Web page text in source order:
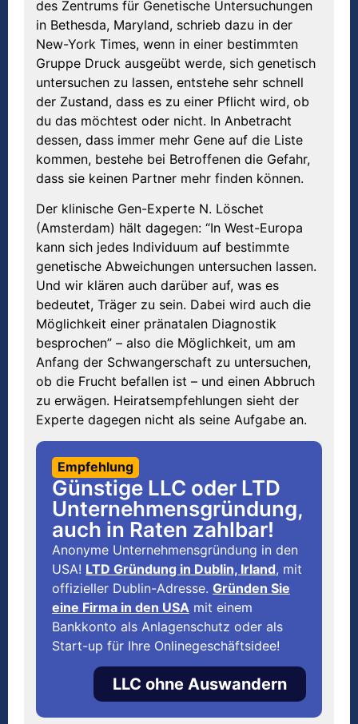
des Zentrums für Genetische Untersuchungen
in Bethesda, Maryland, schrieb dazu in der
New-York Times, wenn in einer bestimmten
Gruppe Druck ausgeübt werde, sich genetisch
untersuchen zu lassen, entstehe sehr schnell
der Zustand, dass es zu einer Pflicht wird, ob
du das möchtest oder nicht. In Anbetracht
dessen, dass immer mehr Gene auf die Liste
kommen, bestehe bei Betroffenen die Gefahr,
dass sie keinen Partner mehr finden können.
Der klinische Gen-Experte N. Löschet
(Amsterdam) hält dagegen: “In West-Europa
kann sich jedes Individuum auf bestimmte
genetische Abweichungen untersuchen lassen.
Und wir klären auch darüber auf, was es
bedeutet, Träger zu sein. Dabei wird auch die
Möglichkeit einer pränatalen Diagnostik
besprochen” – also die Möglichkeit, um am
Anfang der Schwangerschaft zu untersuchen,
ob die Frucht befallen ist – und einen Abbruch
zu erwägen. Heiratsempfehlungen sieht der
Experte dagegen nicht als seine Aufgabe an.
Empfehlung
Günstige LLC oder LTD
Unternehmensgründung,
auch in Raten zahlbar!
Anonyme Unternehmensgründung in den
USA! LTD Gründung in Dublin, Irland, mit
offizieller Dublin-Adresse. Gründen Sie
eine Firma in den USA mit einem
Bankkonto als Anlagenschutz oder als
Start-up für Ihre Onlinegeschäftsidee!
LLC ohne Auswandern